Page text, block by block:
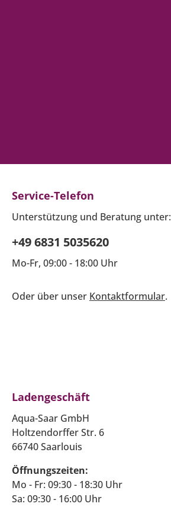
Service-Telefon
Unterstützung und Beratung unter:
+49 6831 5035620
Mo-Fr, 09:00 - 18:00 Uhr
Oder über unser Kontaktformular.
Ladengeschäft
Aqua-Saar GmbH
Holtzendorffer Str. 6
66740 Saarlouis
Öffnungszeiten:
Mo - Fr: 09:30 - 18:30 Uhr
Sa: 09:30 - 16:00 Uhr